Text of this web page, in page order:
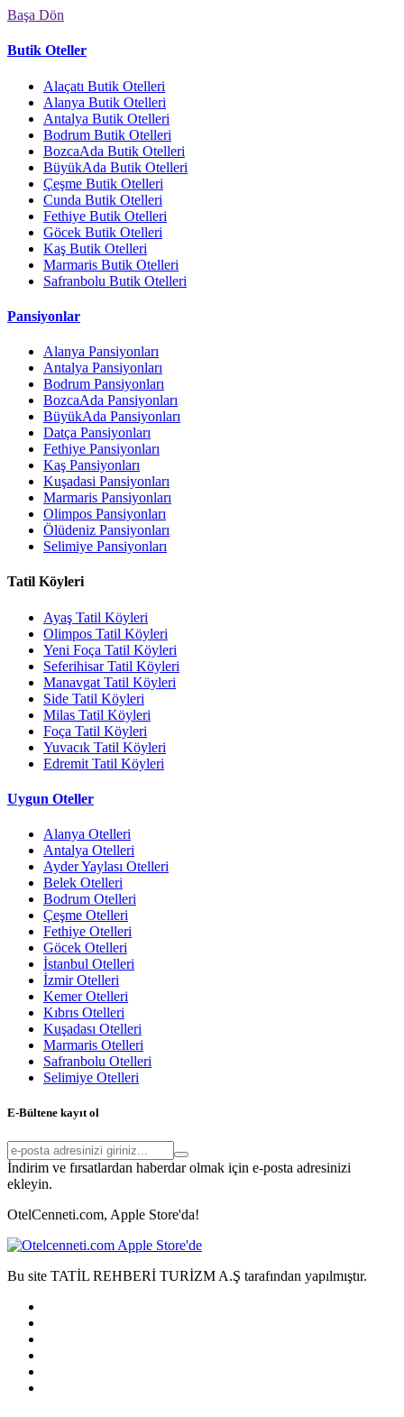
Başa Dön
Butik Oteller
Alaçatı Butik Otelleri
Alanya Butik Otelleri
Antalya Butik Otelleri
Bodrum Butik Otelleri
BozcaAda Butik Otelleri
BüyükAda Butik Otelleri
Çeşme Butik Otelleri
Cunda Butik Otelleri
Fethiye Butik Otelleri
Göcek Butik Otelleri
Kaş Butik Otelleri
Marmaris Butik Otelleri
Safranbolu Butik Otelleri
Pansiyonlar
Alanya Pansiyonları
Antalya Pansiyonları
Bodrum Pansiyonları
BozcaAda Pansiyonları
BüyükAda Pansiyonları
Datça Pansiyonları
Fethiye Pansiyonları
Kaş Pansiyonları
Kuşadasi Pansiyonları
Marmaris Pansiyonları
Olimpos Pansiyonları
Ölüdeniz Pansiyonları
Selimiye Pansiyonları
Tatil Köyleri
Ayaş Tatil Köyleri
Olimpos Tatil Köyleri
Yeni Foça Tatil Köyleri
Seferihisar Tatil Köyleri
Manavgat Tatil Köyleri
Side Tatil Köyleri
Milas Tatil Köyleri
Foça Tatil Köyleri
Yuvacık Tatil Köyleri
Edremit Tatil Köyleri
Uygun Oteller
Alanya Otelleri
Antalya Otelleri
Ayder Yaylası Otelleri
Belek Otelleri
Bodrum Otelleri
Çeşme Otelleri
Fethiye Otelleri
Göcek Otelleri
İstanbul Otelleri
İzmir Otelleri
Kemer Otelleri
Kıbrıs Otelleri
Kuşadası Otelleri
Marmaris Otelleri
Safranbolu Otelleri
Selimiye Otelleri
E-Bültene kayıt ol
İndirim ve fırsatlardan haberdar olmak için e-posta adresinizi
ekleyin.
OtelCenneti.com, Apple Store'da!
Bu site TATİL REHBERİ TURİZM A.Ş tarafından yapılmıştır.